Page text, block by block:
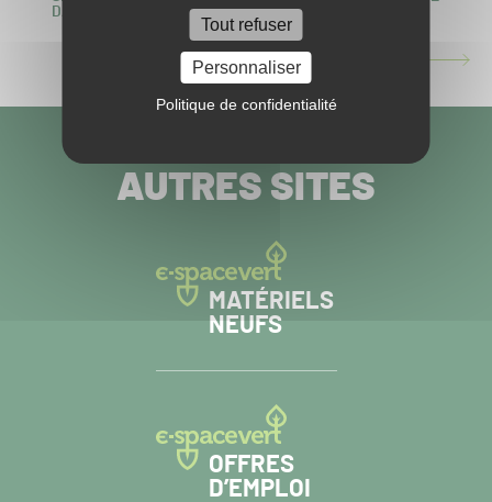
Tout refuser
Personnaliser
Politique de confidentialité
PRÉCÉDENT :
DANS LA DÉCLARATION DE MALADIE
ARTICLE
SUIVANT :
BEST OF 2020 - EPISODE 5 !
AUTRES SITES
MATÉRIELS
NEUFS
OFFRES
D’EMPLOI